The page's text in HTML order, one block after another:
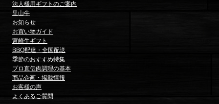
法人様用ギフトのご案内
里山牛
お知らせ
お買い物ガイド
宮崎牛ギフト
BBQ配達・全国配送
季節のおすすめ特集
プロ直伝肉調理の基本
商品企画・掲載情報
お客様の声
よくあるご質問